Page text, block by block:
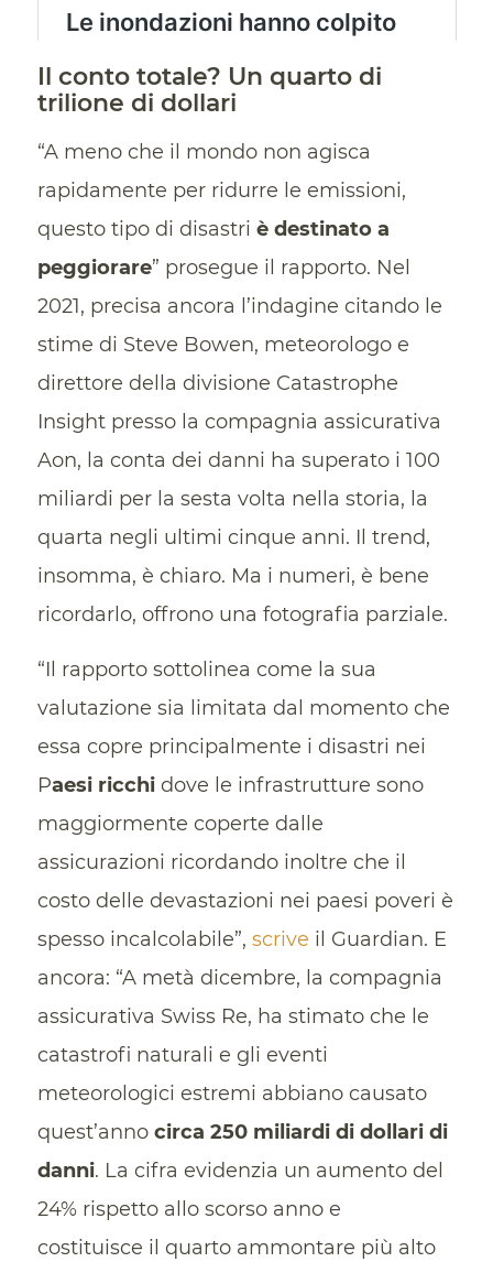
Il conto totale? Un quarto di
trilione di dollari
“A meno che il mondo non agisca
rapidamente per ridurre le emissioni,
questo tipo di disastri è destinato a
peggiorare” prosegue il rapporto. Nel
2021, precisa ancora l’indagine citando le
stime di Steve Bowen, meteorologo e
direttore della divisione Catastrophe
Insight presso la compagnia assicurativa
Aon, la conta dei danni ha superato i 100
miliardi per la sesta volta nella storia, la
quarta negli ultimi cinque anni. Il trend,
insomma, è chiaro. Ma i numeri, è bene
ricordarlo, offrono una fotografia parziale.
“Il rapporto sottolinea come la sua
valutazione sia limitata dal momento che
essa copre principalmente i disastri nei
Paesi ricchidove le infrastrutture sono
maggiormente coperte dalle
assicurazioni ricordando inoltre che il
costo delle devastazioni nei paesi poveri è
spesso incalcolabile”, scrive il Guardian. E
ancora: “A metà dicembre, la compagnia
assicurativa Swiss Re, ha stimato che le
catastrofi naturali e gli eventi
meteorologici estremi abbiano causato
quest’anno circa 250 miliardi di dollari di
danni. La cifra evidenzia un aumento del
24% rispetto allo scorso anno e
costituisce il quarto ammontare più alto